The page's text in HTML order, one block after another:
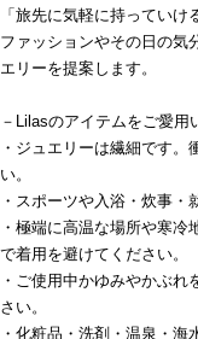
「旅先に気軽に持っていけ
ファッションやその日の気
エリーを提案します。
－Lilasのアイテムをご愛用
・ジュエリーは繊細です
い。
・スポーツや入浴・炊事・
・極端に高温な場所や寒
で着用を避けてください。
・ご使用中かゆみやかぶ
さい。
・化粧品・洗剤・温泉・